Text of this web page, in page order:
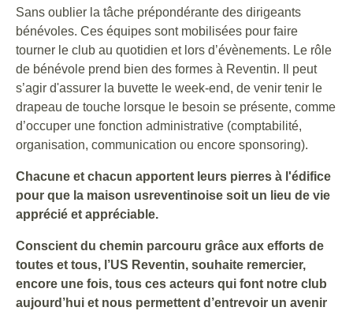
Sans oublier la tâche prépondérante des dirigeants
bénévoles. Ces équipes sont mobilisées pour faire
tourner le club au quotidien et lors d’évènements. Le rôle
de bénévole prend bien des formes à Reventin. Il peut
s’agir d'assurer la buvette le week-end, de venir tenir le
drapeau de touche lorsque le besoin se présente, comme
d’occuper une fonction administrative (comptabilité,
organisation, communication ou encore sponsoring).
Chacune et chacun apportent leurs pierres à l'édifice
pour que la maison usreventinoise soit un lieu de vie
apprécié et appréciable.
Conscient du chemin parcouru grâce aux efforts de
toutes et tous, l’US Reventin, souhaite remercier,
encore une fois, tous ces acteurs qui font notre club
aujourd’hui et nous permettent d’entrevoir un avenir